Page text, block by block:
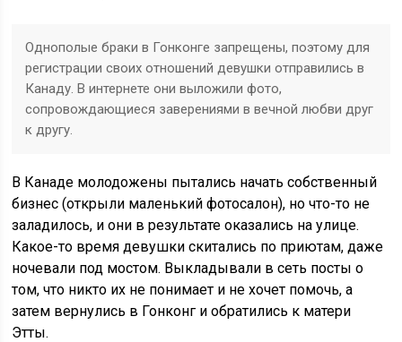
Однополые браки в Гонконге запрещены, поэтому для
регистрации своих отношений девушки отправились в
Канаду. В интернете они выложили фото,
сопровождающиеся заверениями в вечной любви друг
к другу.
В Канаде молодожены пытались начать собственный
бизнес (открыли маленький фотосалон), но что-то не
заладилось, и они в результате оказались на улице.
Какое-то время девушки скитались по приютам, даже
ночевали под мостом. Выкладывали в сеть посты о
том, что никто их не понимает и не хочет помочь, а
затем вернулись в Гонконг и обратились к матери
Этты.